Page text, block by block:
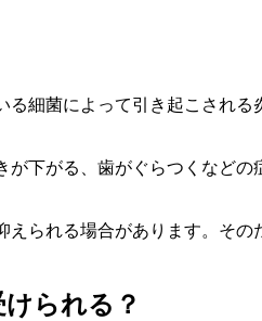
細菌によって引き起こされ
下がる、歯がぐらつくなど
られる場合があります。そ
られる？